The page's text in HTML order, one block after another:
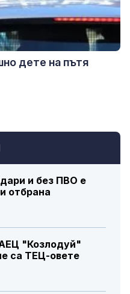
и без ПВО е
отбрана
"Козлодуй"
са ТЕЦ-овете
дете на пътя